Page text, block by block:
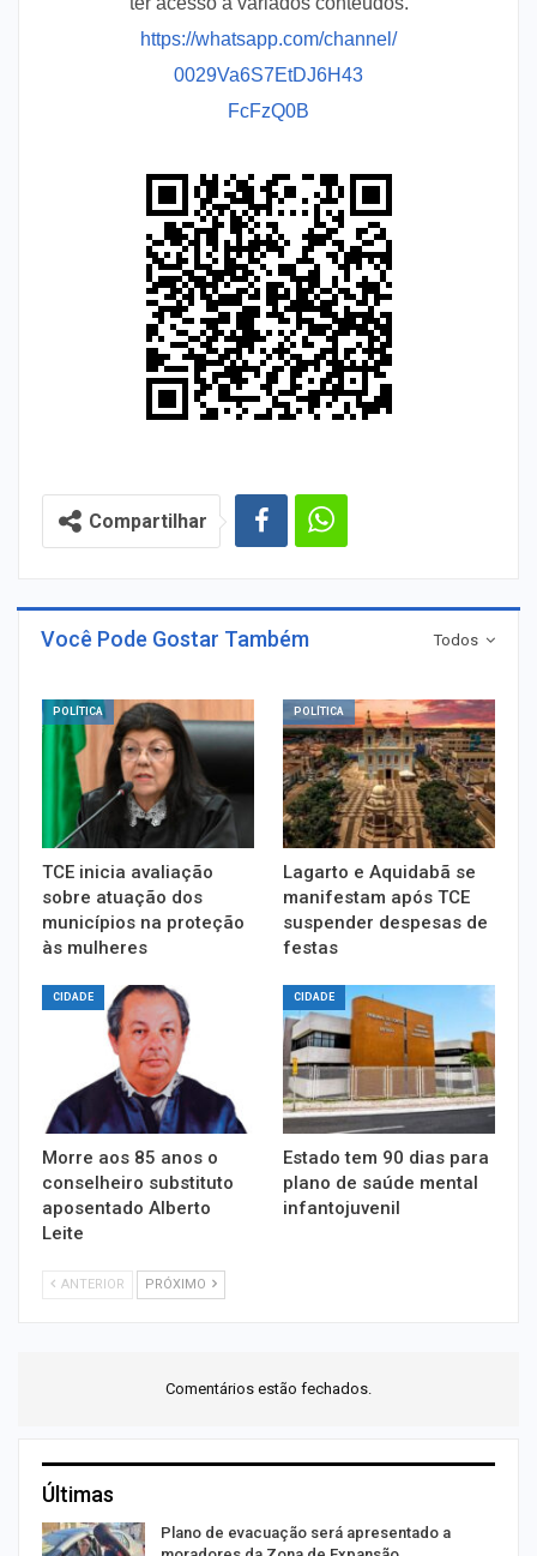
https://whatsapp.com/channel/
0029Va6S7EtDJ6H43
FcFzQ0B
Compartilhar
Todos
Você Pode Gostar Também
POLÍTICA
TCE inicia avaliação
sobre atuação dos
municípios na proteção
às mulheres
POLÍTICA
Lagarto e Aquidabã se
manifestam após TCE
suspender despesas de
festas
CIDADE
Morre aos 85 anos o
conselheiro substituto
aposentado Alberto
Leite
CIDADE
Estado tem 90 dias para
plano de saúde mental
infantojuvenil
ANTERIOR PRÓXIMO
Comentários estão fechados.
Últimas
Plano de evacuação será apresentado a